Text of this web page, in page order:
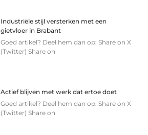
Industriële stijl versterken met een
gietvloer in Brabant
Goed artikel? Deel hem dan op: Share on X
(Twitter) Share on
Actief blijven met werk dat ertoe doet
Goed artikel? Deel hem dan op: Share on X
(Twitter) Share on